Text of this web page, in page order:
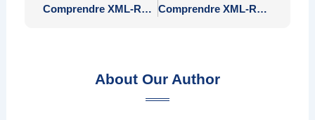
Comprendre XML-RPC et ses Applications dans les Services Web Modernes Comprendre XML-RPC et ses Applications dans les Services Web Modernes
About Our Author